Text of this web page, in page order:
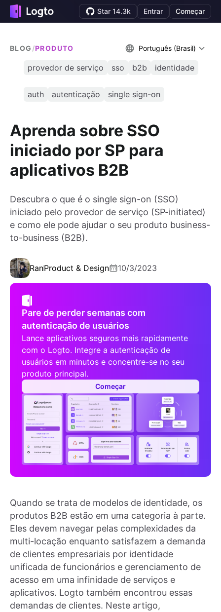
Star 14.3k Entrar Começar
BLOG /PRODUTO Português (Brasil)
provedor de serviço sso b2b identidade
auth autenticação single sign-on
Aprenda sobre SSO
iniciado por SP para
aplicativos B2B
Descubra o que é o single sign-on (SSO)
iniciado pelo provedor de serviço (SP-initiated)
e como ele pode ajudar o seu produto business-
to-business (B2B).
RanProduct & Design 10/3/2023
Pare de perder semanas com
autenticação de usuários
Lance aplicativos seguros mais rapidamente
com o Logto. Integre a autenticação de
usuários em minutos e concentre-se no seu
produto principal.
Começar
Quando se trata de modelos de identidade, os
produtos B2B estão em uma categoria à parte.
Eles devem navegar pelas complexidades da
multi-locação enquanto satisfazem a demanda
de clientes empresariais por identidade
unificada de funcionários e gerenciamento de
acesso em uma infinidade de serviços e
aplicativos. Logto também encontrou essas
demandas de clientes. Neste artigo,